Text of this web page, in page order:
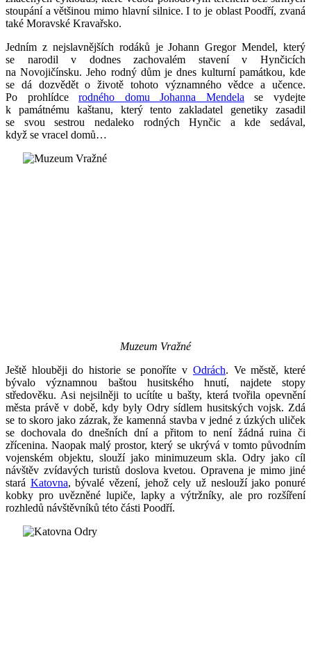
stoupání a většinou mimo hlavní silnice. I to je oblast Poodří, zvaná
také Moravské Kravařsko.
Jedním z nejslavnějších rodáků je Johann Gregor Mendel, který
se narodil v dodnes zachovalém stavení v Hynčicích
na Novojičínsku. Jeho rodný dům je dnes kulturní památkou, kde
se dá dozvědět o životě tohoto významného vědce a učence.
Po prohlídcerodného domu Johanna Mendela se vydejte
k památnému kaštanu, který tento zakladatel genetiky zasadil
se svou sestrou nedaleko rodných Hynčic a kde sedával,
když se vracel domů…
Muzeum Vražné
Ještě hlouběji do historie se ponoříte v Odrách. Ve městě, které
bývalo významnou baštou husitského hnutí, najdete stopy
středověku. Asi nejsilněji to ucítíte u bašty, která tvořila opevnění
města právě v době, kdy byly Odry sídlem husitských vojsk. Zdá
se to skoro jako zázrak, že kamenná stavba v jedné z úzkých uliček
se dochovala do dnešních dní a přitom to není žádná ruina či
zřícenina. Naopak malý prostor, který se ukrývá v tomto původním
vojenském objektu, slouží jako minimuzeum skla. Odry jako cíl
návštěv zvídavých turistů doslova kvetou. Opravena je mimo jiné
stará Katovna, bývalé vězení, jehož cely už neslouží jako ponuré
kobky pro uvězněné lupiče, lapky a výtržníky, ale pro rozšíření
rozhledů návštěvníků této části Poodří.